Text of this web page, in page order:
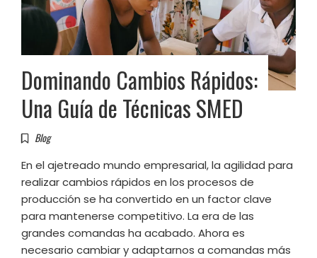
Dominando Cambios Rápidos:
Una Guía de Técnicas SMED
Blog
En el ajetreado mundo empresarial, la agilidad para
realizar cambios rápidos en los procesos de
producción se ha convertido en un factor clave
para mantenerse competitivo. La era de las
grandes comandas ha acabado. Ahora es
necesario cambiar y adaptarnos a comandas más